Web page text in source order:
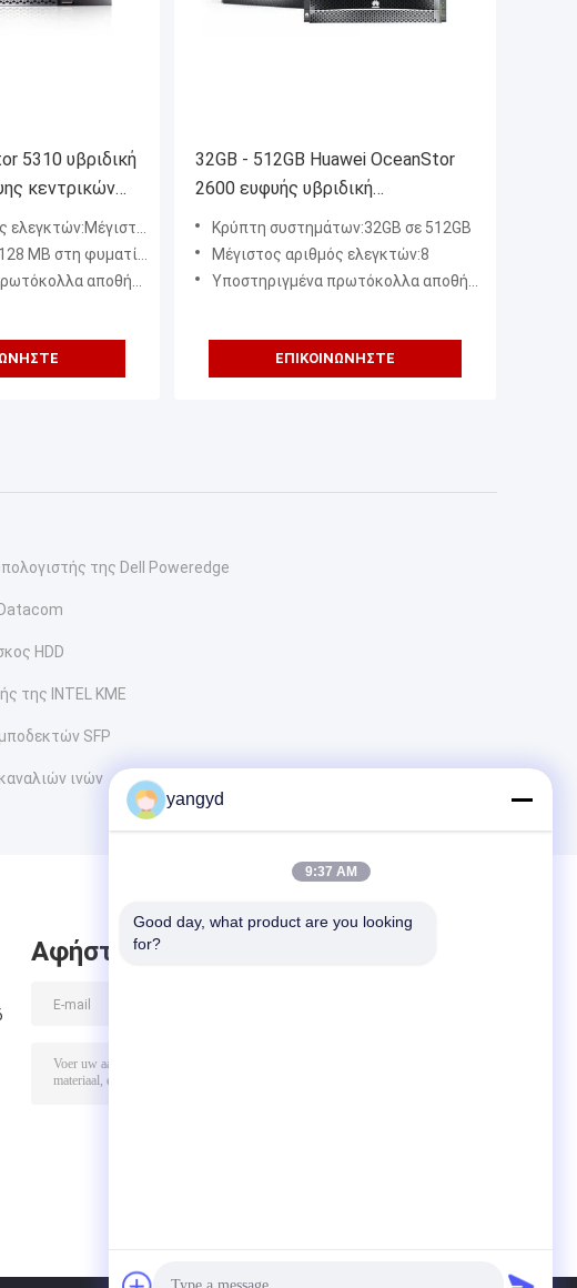
5310 υβριδική
κεντρικών
Huawei
αριθμός ελεγκτών
ΜΒ στη φυματίωση 2
FC-NVMe, NVMe πέρα από RoCE, FTP, HTTP, και NDMP
32GB - 512GB Huawei OceanStor
2600 ευφυής υβριδική
αποθήκευση λάμψης V5
Κρύπτη συστημάτων:32GB σε 512GB
Μέγιστος αριθμός ελεγκτών:8
Υποστηριγμένα πρωτόκολλα αποθήκευσης:Κανάλι ινών, iSCSI, NFS, CIFS, HTTP, και FTP
ΕΠΙΚΟΙΝΩΝΉΣΤΕ
της Dell Poweredge
HDD
της INTEL ΚΜΕ
SFP
ινών
Αφήστε μήνυμα
yangyd
9:37 AM
Good day, what product are you looking
for?